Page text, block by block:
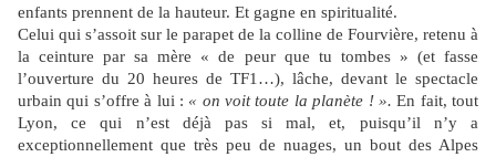
enfants prennent de la hauteur. Et gagne en spiritualité.
Celui qui s’assoit sur le parapet de la colline de Fourvière, retenu à
la ceinture par sa mère « de peur que tu tombes » (et fasse
l’ouverture du 20 heures de TF1…), lâche, devant le spectacle
urbain qui s’offre à lui : « on voit toute la planète ! ».En fait, tout
Lyon, ce qui n’est déjà pas si mal, et, puisqu’il n’y a
exceptionnellement que très peu de nuages, un bout des Alpes